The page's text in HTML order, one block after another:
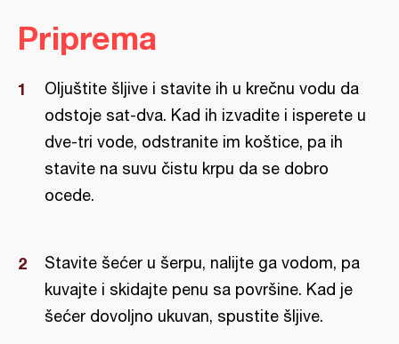
Priprema
Oljuštite šljive i stavite ih u krečnu vodu da
odstoje sat-dva. Kad ih izvadite i isperete u
dve-tri vode, odstranite im koštice, pa ih
stavite na suvu čistu krpu da se dobro
ocede.
Stavite šećer u šerpu, nalijte ga vodom, pa
kuvajte i skidajte penu sa površine. Kad je
šećer dovoljno ukuvan, spustite šljive.